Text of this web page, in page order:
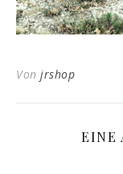
Von jrshop
EINE